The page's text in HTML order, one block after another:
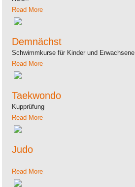
Read More
Demnächst
Schwimmkurse für Kinder und Erwachsene
Read More
Taekwondo
Kupprüfung
Read More
Judo
Read More